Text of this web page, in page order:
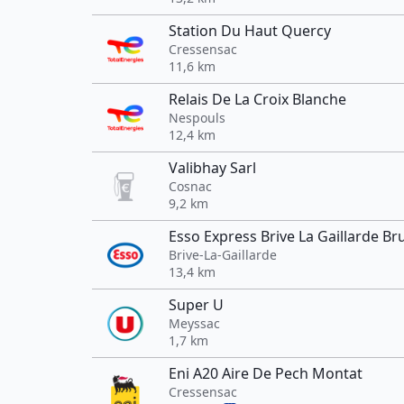
Station Du Haut Quercy
Cressensac
11,6 km
Relais De La Croix Blanche
Nespouls
12,4 km
Valibhay Sarl
Cosnac
9,2 km
Esso Express Brive La Gaillarde
Brive-La-Gaillarde
13,4 km
Super U
Meyssac
1,7 km
Eni A20 Aire De Pech Montat
Cressensac